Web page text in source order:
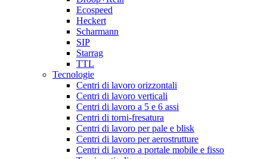
Ecospeed
Heckert
Scharmann
SIP
Starrag
TTL
Tecnologie
Centri di lavoro orizzontali
Centri di lavoro verticali
Centri di lavoro a 5 e 6 assi
Centri di torni-fresatura
Centri di lavoro per pale e blisk
Centri di lavoro per aerostrutture
Centri di lavoro a portale mobile e fisso